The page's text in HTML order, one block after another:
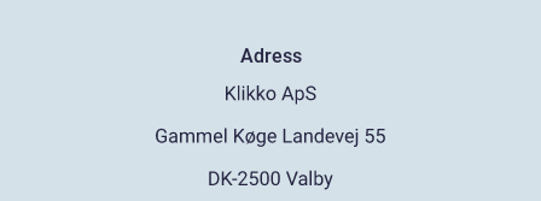
Adress